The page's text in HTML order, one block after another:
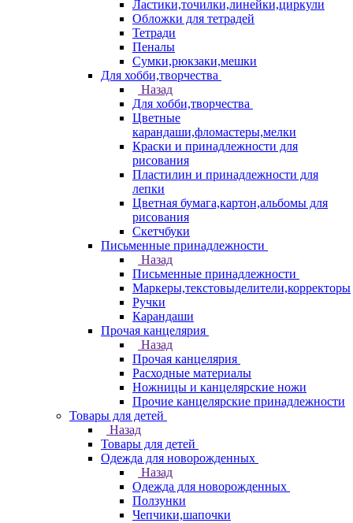
Ластики,точилки,линейки,циркули
Обложки для тетрадей
Тетради
Пеналы
Сумки,рюкзаки,мешки
Для хобби,творчества
Назад
Для хобби,творчества
Цветные
карандаши,фломастеры,мелки
Краски и принадлежности для
рисования
Пластилин и принадлежности для
лепки
Цветная бумага,картон,альбомы для
рисования
Скетчбуки
Письменные принадлежности
Назад
Письменные принадлежности
Маркеры,текстовыделители,корректоры
Ручки
Карандаши
Прочая канцелярия
Назад
Прочая канцелярия
Расходные материалы
Ножницы и канцелярские ножи
Прочие канцелярские принадлежности
Товары для детей
Назад
Товары для детей
Одежда для новорожденных
Назад
Одежда для новорожденных
Ползунки
Чепчики,шапочки